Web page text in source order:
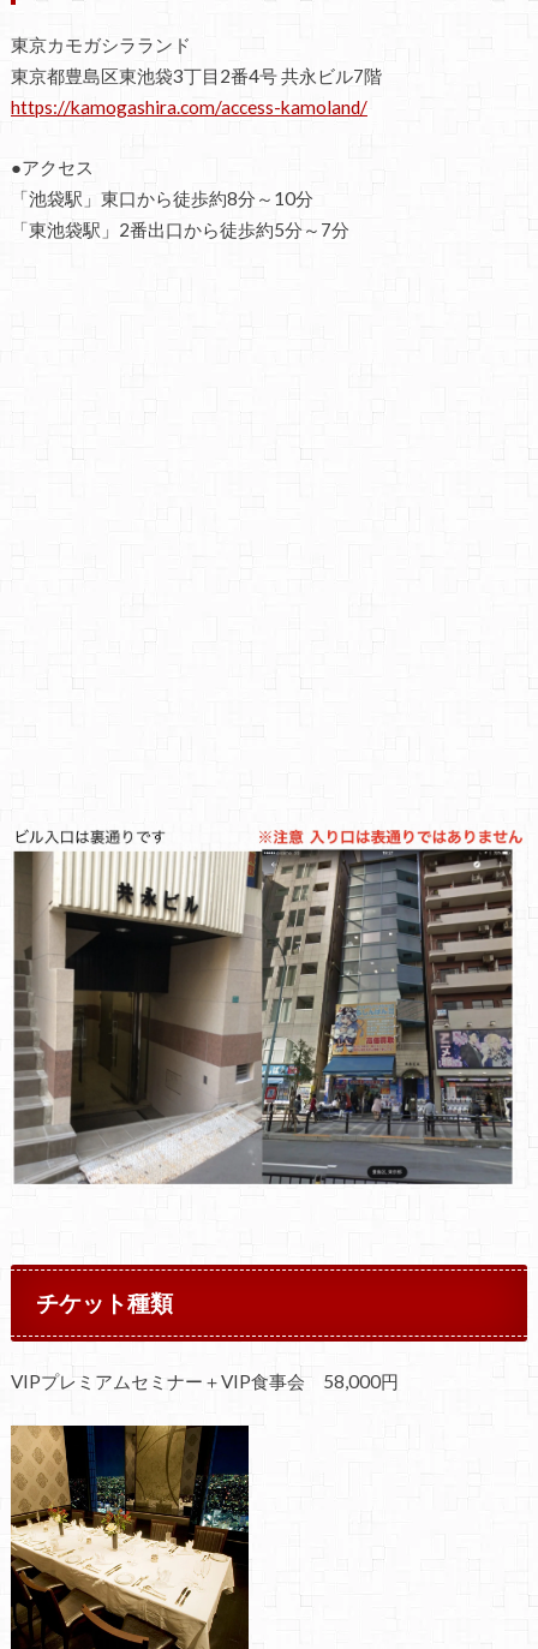
東京カモガシラランド
東京都豊島区東池袋3丁目2番4号 共永ビル7階
https://kamogashira.com/access-kamoland/
●アクセス
「池袋駅」東口から徒歩約8分～10分
「東池袋駅」2番出口から徒歩約5分～7分
チケット種類
VIPプレミアムセミナー＋VIP食事会 58,000円